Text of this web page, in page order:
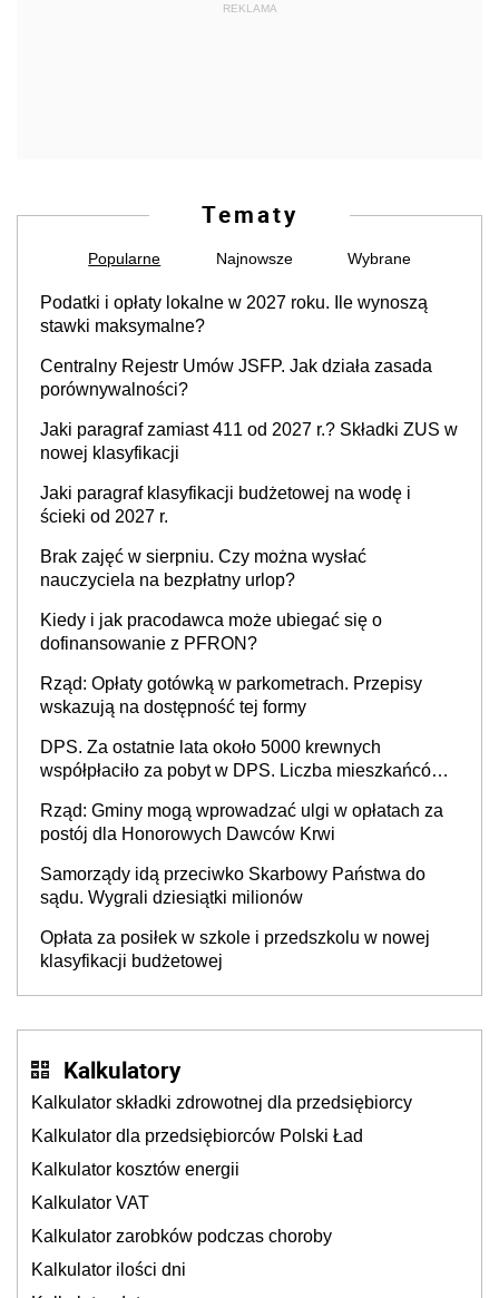
REKLAMA
Tematy
Popularne Najnowsze Wybrane
Podatki i opłaty lokalne w 2027 roku. Ile wynoszą
stawki maksymalne?
Centralny Rejestr Umów JSFP. Jak działa zasada
porównywalności?
Jaki paragraf zamiast 411 od 2027 r.? Składki ZUS w
nowej klasyfikacji
Jaki paragraf klasyfikacji budżetowej na wodę i
ścieki od 2027 r.
Brak zajęć w sierpniu. Czy można wysłać
nauczyciela na bezpłatny urlop?
Kiedy i jak pracodawca może ubiegać się o
dofinansowanie z PFRON?
Rząd: Opłaty gotówką w parkometrach. Przepisy
wskazują na dostępność tej formy
DPS. Za ostatnie lata około 5000 krewnych
współpłaciło za pobyt w DPS. Liczba mieszkańców
Rząd: Gminy mogą wprowadzać ulgi w opłatach za
postój dla Honorowych Dawców Krwi
Samorządy idą przeciwko Skarbowy Państwa do
sądu. Wygrali dziesiątki milionów
Opłata za posiłek w szkole i przedszkolu w nowej
klasyfikacji budżetowej
Kalkulatory
Kalkulator składki zdrowotnej dla przedsiębiorcy
Kalkulator dla przedsiębiorców Polski Ład
Kalkulator kosztów energii
Kalkulator VAT
Kalkulator zarobków podczas choroby
Kalkulator ilości dni